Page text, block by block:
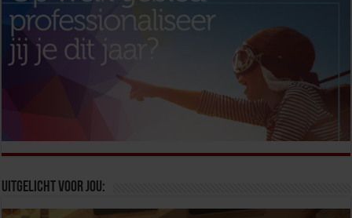
Uitgelicht voor jou: